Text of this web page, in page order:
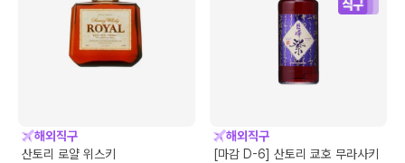
해외직구
산토리 로얄 위스키
해외직구
[마감 D-6] 산토리 쿄호 무라사키